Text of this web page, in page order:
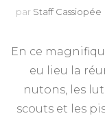
par Staff Cassiopée
En ce
eu lieu la
nutons, les
scouts et les